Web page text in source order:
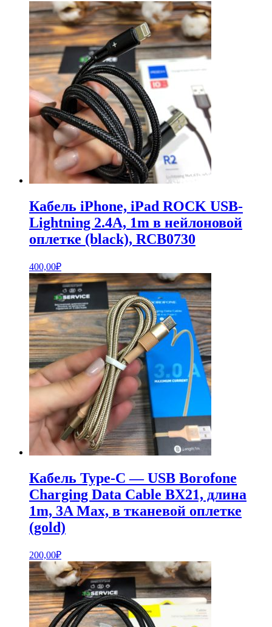
Кабель iPhone, iPad ROCK USB-
Lightning 2.4A, 1m в нейлоновой
оплетке (black), RCB0730
400,00₽
Кабель Type-C — USB Borofone
Charging Data Cable BX21, длина
1m, 3A Max, в тканевой оплетке
(gold)
200,00₽